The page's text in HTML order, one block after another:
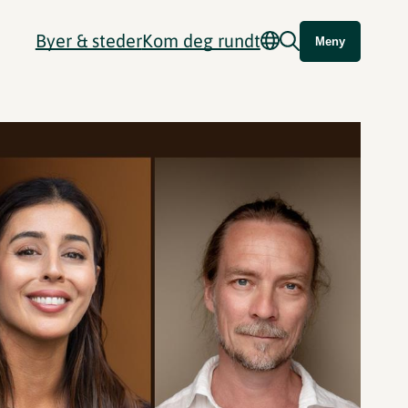
Byer & stederKom deg rundt Meny